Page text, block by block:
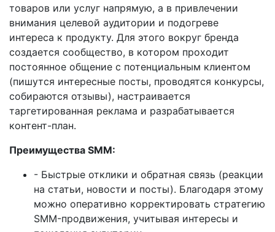
товаров или услуг напрямую, а в привлечении
внимания целевой аудитории и подогреве
интереса к продукту. Для этого вокруг бренда
создается сообщество, в котором проходит
постоянное общение с потенциальным клиентом
(пишутся интересные посты, проводятся конкурсы,
собираются отзывы), настраивается
таргетированная реклама и разрабатывается
контент-план.
Преимущества SMM:
- Быстрые отклики и обратная связь (реакции
на статьи, новости и посты). Благодаря этому
можно оперативно корректировать стратегию
SMM-продвижения, учитывая интересы и